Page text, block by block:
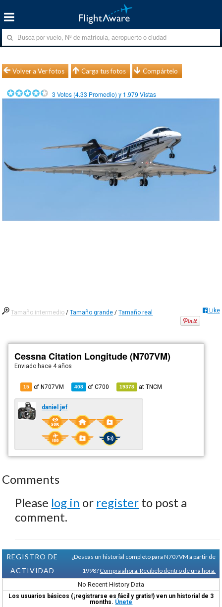
Volver a Ver fotos Carga tus fotos Compártelo
3 Votos (4.33 Promedio) y 1.979 Vistas
Tamaño intermedio /Tamaño grande /Tamaño real Like
Cessna Citation Longitude (N707VM)
Enviado hace 4 años
15 of N707VM 408 ofC700 19378 atTNCM
daniel jef
Comments
Please log in or register to post a
comment.
REGISTRO DE
ACTIVIDAD
¿Deseas un historial completo para N707VM a partir de
1998? Compra ahora. Recíbelo dentro de una hora.
No Recent History Data
Los usuarios básicos (¡registrarse es fácil y gratis!) ven un historial de 3
months. Únete